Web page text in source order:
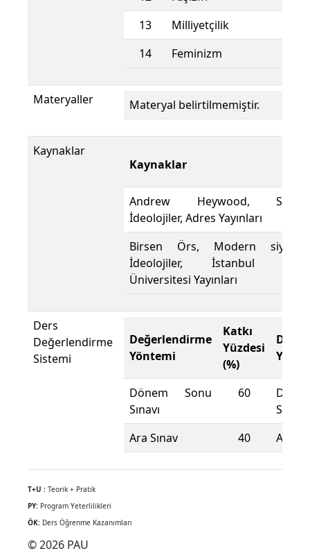
13
Milliyetçilik
14
Feminizm
Materyaller Materyal belirtilmemiştir.
Kaynaklar
Kaynaklar
Andrew Heywood, Siyasi
İdeolojiler, Adres Yayınları
Birsen Örs, Modern siyasal
İdeolojiler, İstanbul Bilgi
Üniversitesi Yayınları
Ders
Değerlendirme
Sistemi
Değerlendirme
Yöntemi
Katkı
Yüzdesi
(%)
Dönem Sonu
Sınavı
60
Sınavı
Ara Sınav
40 Ara
T+U : Teorik + Pratik
PY: Program Yeterlilikleri
ÖK: Ders Öğrenme Kazanımları
© 2026 PAU